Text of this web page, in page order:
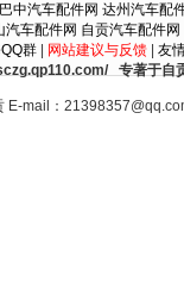
巴中汽车配件网 达州汽车配
汽车配件网 自贡汽车配件网
群| 网站建议与反馈| 友
专著于自
E-mail：